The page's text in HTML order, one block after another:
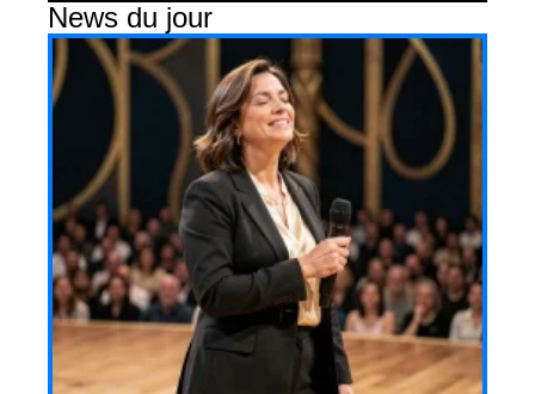
News du jour